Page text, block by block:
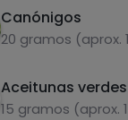
Canónigos
20 gramos (aprox.
Aceitunas verdes
15 gramos (aprox.